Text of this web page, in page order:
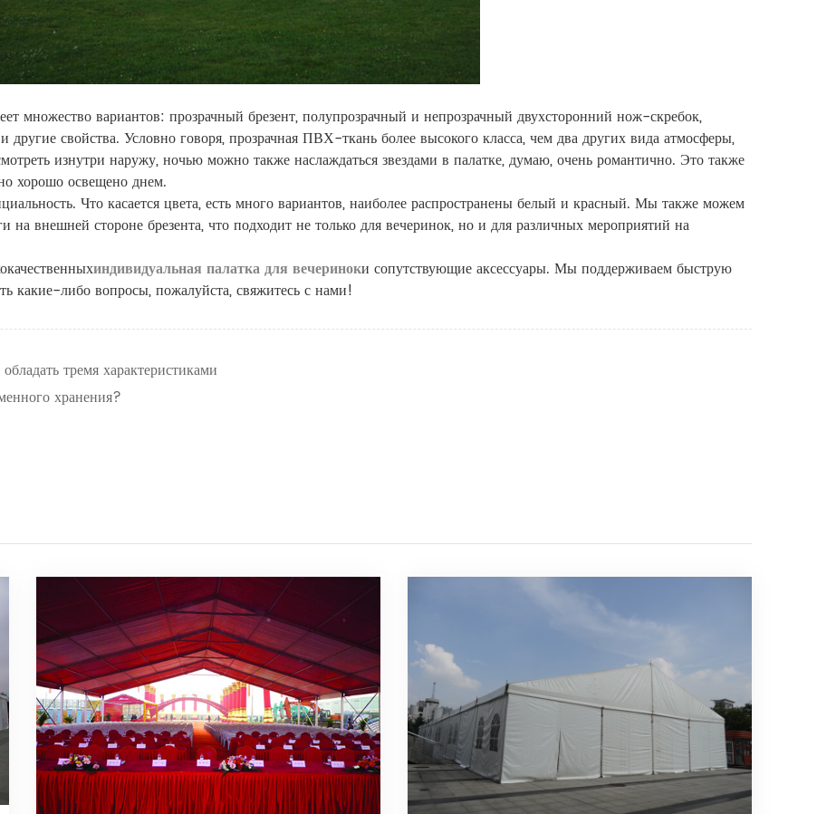
множество вариантов: прозрачный брезент, полупрозрачный и непрозрачный двухсторонний нож-скребок,
свойства. Условно говоря, прозрачная ПВХ-ткань более высокого класса, чем два других вида атмосферы,
изнутри наружу, ночью можно также наслаждаться звездами в палатке, думаю, очень романтично. Это также
хорошо освещено днем.
Что касается цвета, есть много вариантов, наиболее распространены белый и красный. Мы также можем
на внешней стороне брезента, что подходит не только для вечеринок, но и для различных мероприятий на
индивидуальная палатка для вечериноки сопутствующие аксессуары. Мы поддерживаем быструю
какие-либо вопросы, пожалуйста, свяжитесь с нами!
тремя характеристиками
хранения?